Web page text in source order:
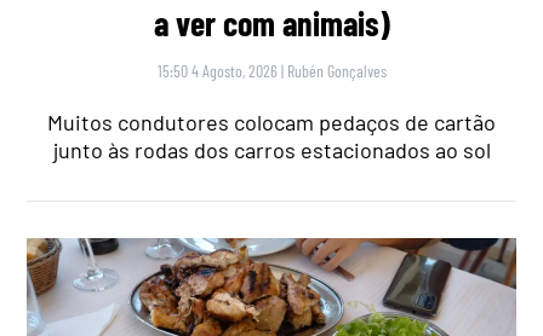
a ver com animais)
15:50 4 Agosto, 2026 | Rubén Gonçalves
Muitos condutores colocam pedaços de cartão
junto às rodas dos carros estacionados ao sol